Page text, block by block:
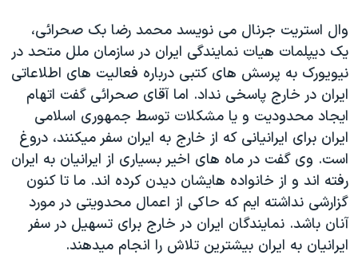
وال استريت جرنال می نويسد محمد رضا بک صحرائی،
يک ديپلمات هيات نمايندگی ايران در سازمان ملل متحد در
نيويورک به پرسش های کتبی درباره فعاليت های اطلاعاتی
ايران در خارج پاسخی نداد. اما آقای صحرائی گفت اتهام
ايجاد محدوديت و يا مشکلات توسط جمهوری اسلامی
ايران برای ايرانيانی که از خارج به ايران سفر ميکنند، دروغ
است. وی گفت در ماه های اخير بسياری از ايرانيان به ايران
رفته اند و از خانواده هايشان ديدن کرده اند. ما تا کنون
گزارشی نداشته ايم که حاکی از اعمال محدويتی در مورد
آنان باشد. نمايندگان ايران در خارج برای تسهيل در سفر
ايرانيان به ايران بيشترين تلاش را انجام ميدهند.